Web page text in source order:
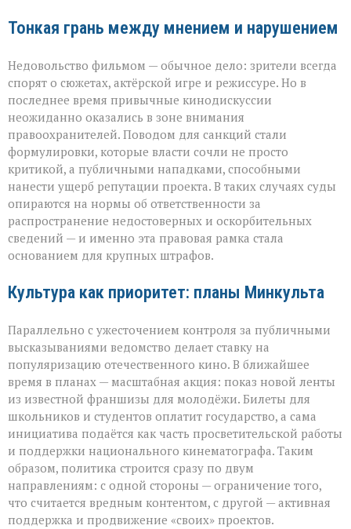
Тонкая грань между мнением и нарушением
Недовольство фильмом — обычное дело: зрители всегда
спорят о сюжетах, актёрской игре и режиссуре. Но в
последнее время привычные кинодискуссии
неожиданно оказались в зоне внимания
правоохранителей. Поводом для санкций стали
формулировки, которые власти сочли не просто
критикой, а публичными нападками, способными
нанести ущерб репутации проекта. В таких случаях суды
опираются на нормы об ответственности за
распространение недостоверных и оскорбительных
сведений — и именно эта правовая рамка стала
основанием для крупных штрафов.
Культура как приоритет: планы Минкульта
Параллельно с ужесточением контроля за публичными
высказываниями ведомство делает ставку на
популяризацию отечественного кино. В ближайшее
время в планах — масштабная акция: показ новой ленты
из известной франшизы для молодёжи. Билеты для
школьников и студентов оплатит государство, а сама
инициатива подаётся как часть просветительской работы
и поддержки национального кинематографа. Таким
образом, политика строится сразу по двум
направлениям: с одной стороны — ограничение того,
что считается вредным контентом, с другой — активная
поддержка и продвижение «своих» проектов.